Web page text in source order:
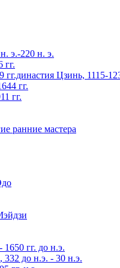
э.-220 н. э.
гг.
Цзинь, 1115-
гг.
гг.
ранние мастера
1650 гг. до н.э.
332 до н.э. - 30 н.э.